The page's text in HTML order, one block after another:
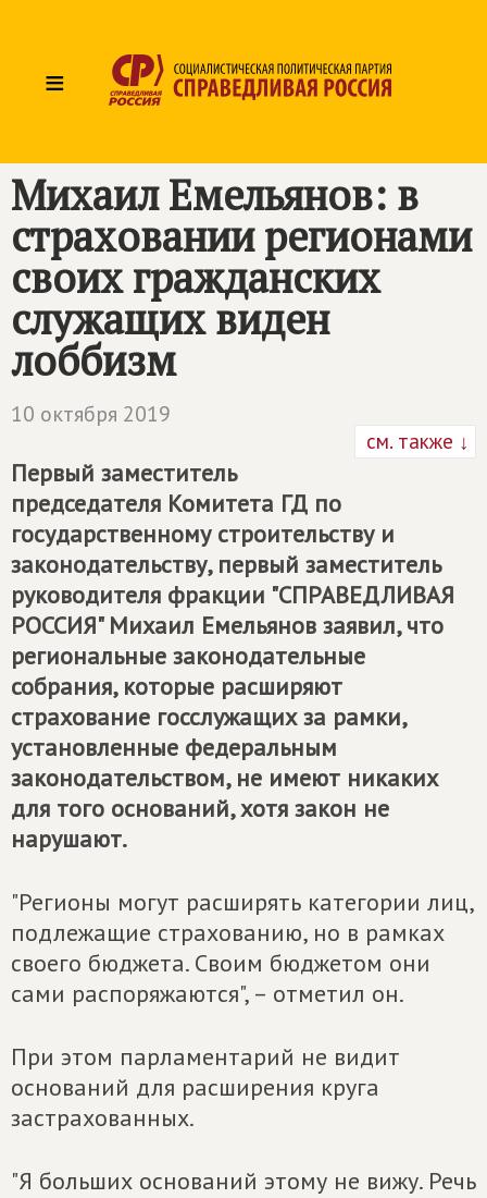
≡
Михаил Емельянов: в
страховании регионами
своих гражданских
служащих виден
лоббизм
10 октября 2019
см. также ↓
Первый заместитель
председателя Комитета ГД по
государственному строительству и
законодательству, первый заместитель
руководителя фракции "СПРАВЕДЛИВАЯ
РОССИЯ" Михаил Емельянов заявил, что
региональные законодательные
собрания, которые расширяют
страхование госслужащих за рамки,
установленные федеральным
законодательством, не имеют никаких
для того оснований, хотя закон не
нарушают.
"Регионы могут расширять категории лиц,
подлежащие страхованию, но в рамках
своего бюджета. Своим бюджетом они
сами распоряжаются", – отметил он.
При этом парламентарий не видит
оснований для расширения круга
застрахованных.
"Я больших оснований этому не вижу. Речь